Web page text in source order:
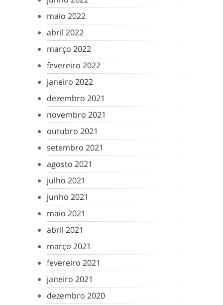
maio 2022
abril 2022
março 2022
fevereiro 2022
janeiro 2022
dezembro 2021
novembro 2021
outubro 2021
setembro 2021
agosto 2021
julho 2021
junho 2021
maio 2021
abril 2021
março 2021
fevereiro 2021
janeiro 2021
dezembro 2020